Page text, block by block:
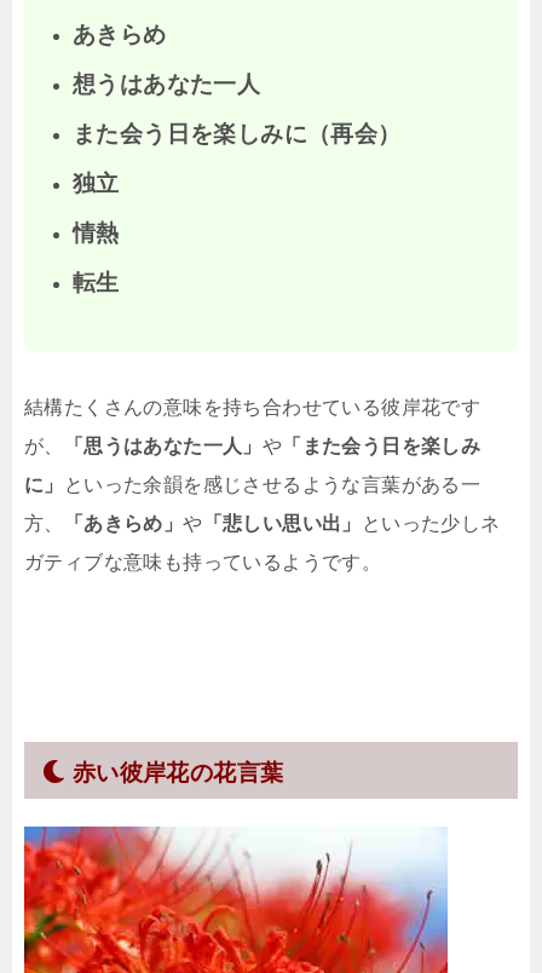
あきらめ
想うはあなた一人
また会う日を楽しみに（再会）
独立
情熱
転生
結構たくさんの意味を持ち合わせている彼岸花です
が、
「思うはあなた一人」 や 「また会う日を楽しみ
に」
といった余韻を感じさせるような言葉がある一
方、
「あきらめ」や 「悲しい思い出」
といった少しネ
ガティブな意味も持っているようです。
赤い彼岸花の花言葉